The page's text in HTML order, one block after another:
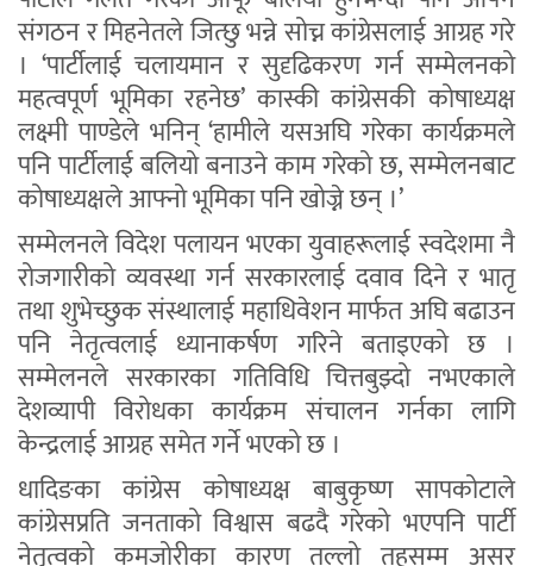
संगठन र मिहनेतले जित्छु भन्ने सोच्न कांग्रेसलाई आग्रह गरे
। ‘पार्टीलाई चलायमान र सुदृढिकरण गर्न सम्मेलनको
महत्वपूर्ण भूमिका रहनेछ’ कास्की कांग्रेसकी कोषाध्यक्ष
लक्ष्मी पाण्डेले भनिन् ‘हामीले यसअघि गरेका कार्यक्रमले
पनि पार्टीलाई बलियो बनाउने काम गरेको छ, सम्मेलनबाट
कोषाध्यक्षले आफ्नो भूमिका पनि खोज्ने छन् ।’
सम्मेलनले विदेश पलायन भएका युवाहरूलाई स्वदेशमा नै
रोजगारीको व्यवस्था गर्न सरकारलाई दवाव दिने र भातृ
तथा शुभेच्छुक संस्थालाई महाधिवेशन मार्फत अघि बढाउन
पनि नेतृत्वलाई ध्यानाकर्षण गरिने बताइएको छ ।
सम्मेलनले सरकारका गतिविधि चित्तबुझ्दो नभएकाले
देशव्यापी विरोधका कार्यक्रम संचालन गर्नका लागि
केन्द्रलाई आग्रह समेत गर्ने भएको छ ।
धादिङका कांग्रेस कोषाध्यक्ष बाबुकृष्ण सापकोटाले
कांग्रेसप्रति जनताको विश्वास बढदै गरेको भएपनि पार्टी